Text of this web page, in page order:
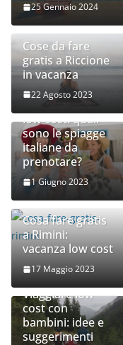
25 Gennaio 2024
Cose da fare
gratis a Riccione
in vacanza
22 Agosto 2023
Vacanza al mare
low cost: quali
sono le spiagge
italiane da
prenotare?
1 Giugno 2023
Cosa fare gratis
a Rimini:
vacanza low cost
17 Maggio 2023
Viaggiare low
cost con
bambini: idee e
suggerimenti